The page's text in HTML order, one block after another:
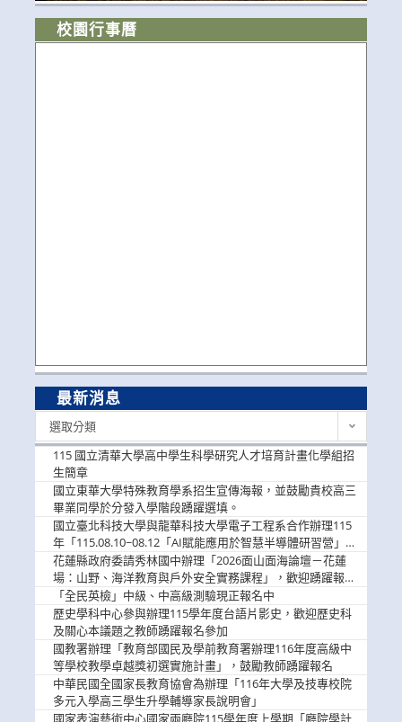
校園行事曆
最新消息
選取分類
115 國立清華大學高中學生科學研究人才培育計畫化學組招
生簡章
國立東華大學特殊教育學系招生宣傳海報，並鼓勵貴校高三
畢業同學於分發入學階段踴躍選填。
國立臺北科技大學與龍華科技大學電子工程系合作辦理115
年「115.08.10~08.12「AI賦能應用於智慧半導體研習營」，
歡迎學生踴躍報名參加
花蓮縣政府委請秀林國中辦理「2026面山面海論壇－花蓮
場：山野、海洋教育與戶外安全實務課程」，歡迎踴躍報名
參加
「全民英檢」中級、中高級測驗現正報名中
歷史學科中心參與辦理115學年度台語片影史，歡迎歷史科
及關心本議題之教師踴躍報名參加
國教署辦理「教育部國民及學前教育署辦理116年度高級中
等學校教學卓越獎初選實施計畫」，鼓勵教師踴躍報名
中華民國全國家長教育協會為辦理「116年大學及技專校院
多元入學高三學生升學輔導家長說明會」
國家表演藝術中心國家兩廳院115學年度上學期「廳院學計